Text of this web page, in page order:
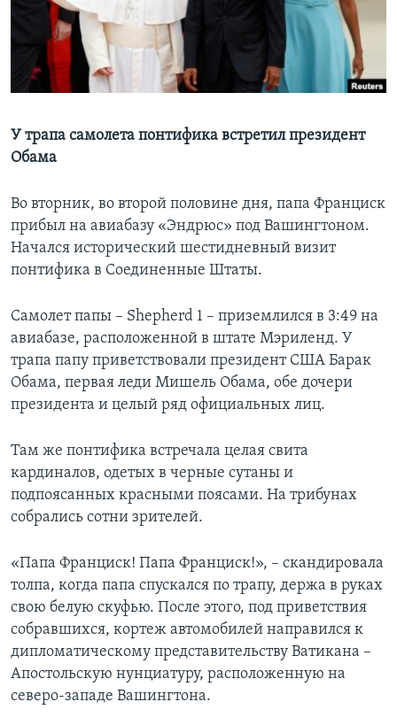
Learning English
СОЦИАЛЬНЫЕ СЕТИ
Языки
У трапа самолета понтифика встретил президент
Обама
Во вторник, во второй половине дня, папа Франциск
прибыл на авиабазу «Эндрюс» под Вашингтоном.
Начался исторический шестидневный визит
понтифика в Соединенные Штаты.
Самолет папы – Shepherd 1 – приземлился в 3:49 на
авиабазе, расположенной в штате Мэриленд. У
трапа папу приветствовали президент США Барак
Обама, первая леди Мишель Обама, обе дочери
президента и целый ряд официальных лиц.
Там же понтифика встречала целая свита
кардиналов, одетых в черные сутаны и
подпоясанных красными поясами. На трибунах
собрались сотни зрителей.
«Папа Франциск! Папа Франциск!», – скандировала
толпа, когда папа спускался по трапу, держа в руках
свою белую скуфью. После этого, под приветствия
собравшихся, кортеж автомобилей направился к
дипломатическому представительству Ватикана –
Апостольскую нунциатуру, расположенную на
северо-западе Вашингтона.